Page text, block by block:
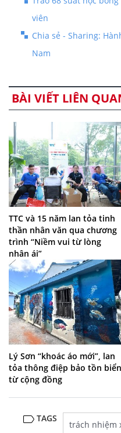
viên
Chia sẻ - Sharing:
Nam
BÀI VIẾT LIÊN
TTC và 15 năm lan tỏa tinh
thần nhân văn qua chương
trình “Niềm vui từ lòng
nhân ái”
Lý Sơn “khoác áo mới”, lan
tỏa thông điệp bảo tồn biển
từ cộng đồng
TAGS
trách nhiệm